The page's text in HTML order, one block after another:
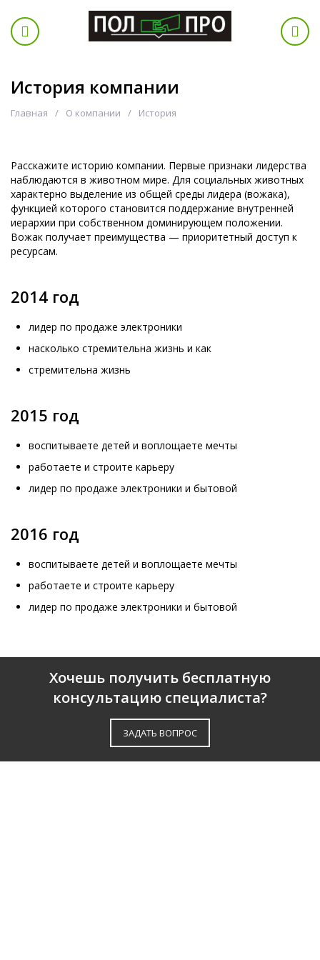
История компании
Главная О компании История
Расскажите историю компании. Первые признаки лидерства
наблюдаются в животном мире. Для социальных животных
характерно выделение из общей среды лидера (вожака),
функцией которого становится поддержание внутренней
иерархии при собственном доминирующем положении.
Вожак получает преимущества — приоритетный доступ к
ресурсам.
2014 год
лидер по продаже электроники
насколько стремительна жизнь и как
стремительна жизнь
2015 год
воспитываете детей и воплощаете мечты
работаете и строите карьеру
лидер по продаже электроники и бытовой
2016 год
воспитываете детей и воплощаете мечты
работаете и строите карьеру
лидер по продаже электроники и бытовой
Хочешь получить бесплатную
консультацию специалиста?
ЗАДАТЬ ВОПРОС